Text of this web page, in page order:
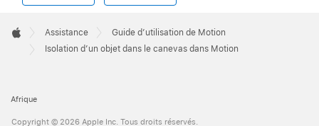
Footer

Apple
Assistance
Guide d’utilisation de Motion
Isolation d’un objet dans le canevas dans Motion
Afrique
Copyright © 2026 Apple Inc. Tous droits réservés.